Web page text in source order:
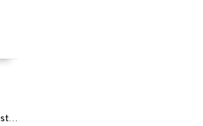
Maxi Cover XXL on hengittävä, steriili side.